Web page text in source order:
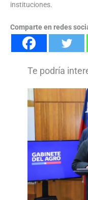
instituciones.
Comparte en redes